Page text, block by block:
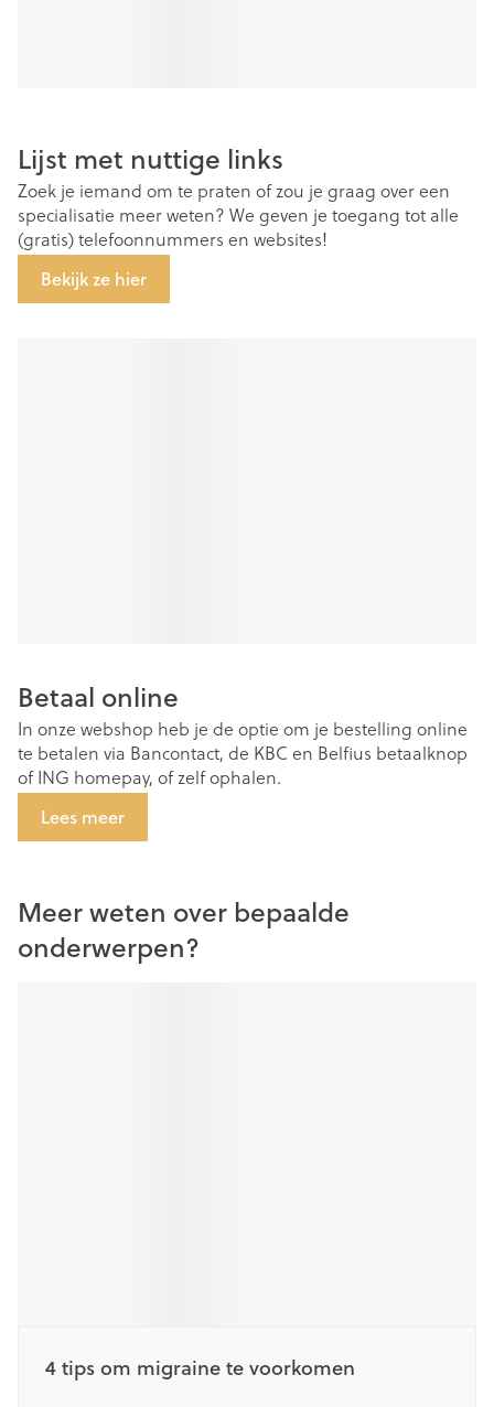
Lijst met nuttige links
Zoek je iemand om te praten of zou je graag over een
specialisatie meer weten? We geven je toegang tot alle
(gratis) telefoonnummers en websites!
Bekijk ze hier
Betaal online
In onze webshop heb je de optie om je bestelling online
te betalen via Bancontact, de KBC en Belfius betaalknop
of ING homepay, of zelf ophalen.
Lees meer
Meer weten over bepaalde
onderwerpen?
4 tips om migraine te voorkomen